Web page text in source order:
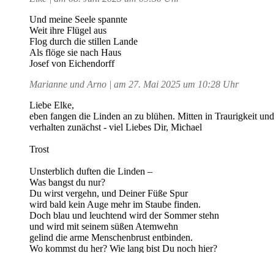
Und meine Seele spannte
Weit ihre Flügel aus
Flog durch die stillen Lande
Als flöge sie nach Haus
Josef von Eichendorff
Marianne und Arno | am 27. Mai 2025 um 10:28 Uhr
Liebe Elke,
eben fangen die Linden an zu blühen. Mitten in Traurigkeit
verhalten zunächst - viel Liebes Dir, Michael
Trost
Unsterblich duften die Linden –
Was bangst du nur?
Du wirst vergehn, und Deiner Füße Spur
wird bald kein Auge mehr im Staube finden.
Doch blau und leuchtend wird der Sommer stehn
und wird mit seinem süßen Atemwehn
gelind die arme Menschenbrust entbinden.
Wo kommst du her? Wie lang bist Du noch hier?